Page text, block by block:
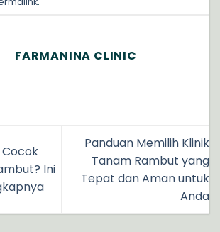
FARMANINA CLINIC
Cocok
Ini
Panduan Memilih Klinik
Tanam Rambut yang
Tepat dan Aman untuk
Anda